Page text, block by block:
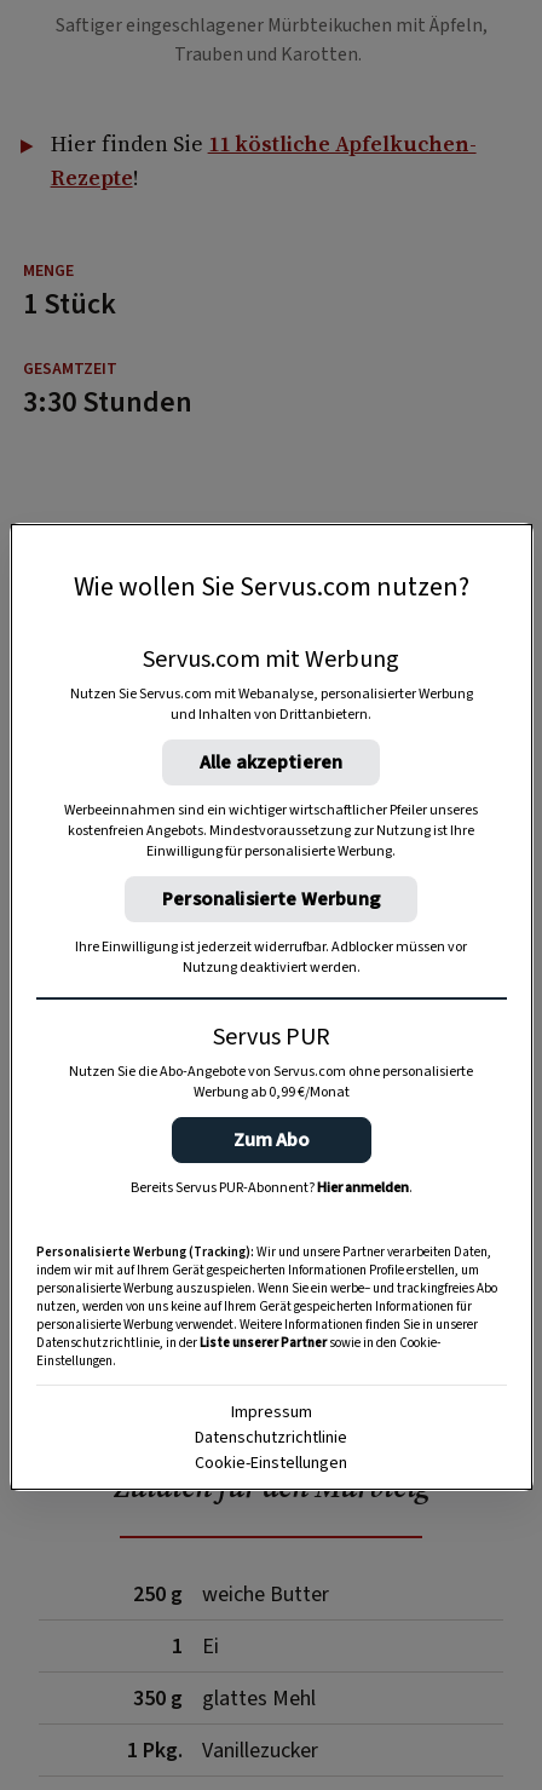
Saftiger eingeschlagener Mürbteikuchen mit Äpfeln,
Trauben und Karotten.
Hier finden Sie 11 köstliche Apfelkuchen-
Rezepte!
1 Stück
3:30 Stunden
Anzeige
SPEICHERN DRUCKEN
Zutaten für den Mürbteig
250 g
weiche Butter
1
Ei
350 g
glattes Mehl
1 Pkg.
Vanillezucker
Wie wollen Sie Servus.com nutzen?
Servus.com mit Werbung
Nutzen Sie Servus.com mit Webanalyse, personalisierter Werbung
und Inhalten von Drittanbietern.
Alle akzeptieren
Werbeeinnahmen sind ein wichtiger wirtschaftlicher Pfeiler unseres
kostenfreien Angebots. Mindestvoraussetzung zur Nutzung ist Ihre
Einwilligung für personalisierte Werbung.
Personalisierte Werbung
Ihre Einwilligung ist jederzeit widerrufbar. Adblocker müssen vor
Nutzung deaktiviert werden.
Servus PUR
Nutzen Sie die Abo-Angebote von Servus.com ohne personalisierte
Werbung ab 0,99 €/Monat
Zum Abo
Bereits Servus PUR-Abonnent?Hier anmelden.
Personalisierte Werbung (Tracking): Wir und unsere Partner verarbeiten Daten,
indem wir mit auf Ihrem Gerät gespeicherten Informationen Profile erstellen, um
personalisierte Werbung auszuspielen. Wenn Sie ein werbe– und trackingfreies Abo
nutzen, werden von uns keine auf Ihrem Gerät gespeicherten Informationen für
personalisierte Werbung verwendet. Weitere Informationen finden Sie in unserer
Datenschutzrichtlinie, in derListe unserer Partnersowie in den Cookie-
Einstellungen.
Impressum
Datenschutzrichtlinie
Cookie-Einstellungen